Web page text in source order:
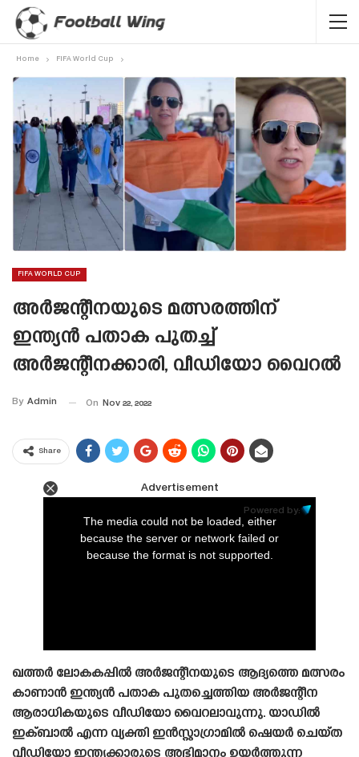
Home FIFA World Cup
FIFA WORLD CUP
അർജന്റീനയുടെ മത്സരത്തിന്
ഇന്ത്യൻ പതാക പുതച്ച്
അർജന്റീനക്കാരി, വീഡിയോ വൈറൽ
By Admin On Nov 22, 2022
Share
Advertisement
Powered by:
The media could not be loaded, either
because the server or network failed or
because the format is not supported.
ഖത്തർ ലോകകപ്പിൽ അർജന്റീനയുടെ ആദ്യത്തെ മത്സരം
കാണാൻ ഇന്ത്യൻ പതാക പുതച്ചെത്തിയ അർജന്റീന
ആരാധികയുടെ വീഡിയോ വൈറലാവുന്നു. യാഡിൽ
ഇക്‌ബാൽ എന്ന വ്യക്തി ഇൻസ്റ്റാഗ്രാമിൽ ഷെയർ ചെയ്‌ത
വീഡിയോ ഇന്ത്യക്കാരുടെ അഭിമാനം ഉയർത്തുന്ന